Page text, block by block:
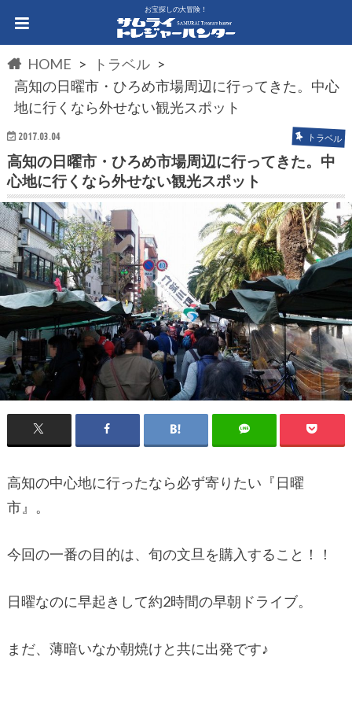
お宝探しの大冒険！
HOME
トラベル
高知の日曜市・ひろめ市場周辺に行ってきた。中心
地に行くなら外せない観光スポット
2017.03.04 トラベル
高知の日曜市・ひろめ市場周辺に行ってきた。中
心地に行くなら外せない観光スポット
高知の中心地に行ったなら必ず寄りたい『日曜
市』。
今回の一番の目的は、旬の文旦を購入すること！！
日曜なのに早起きして約2時間の早朝ドライブ。
まだ、薄暗いなか朝焼けと共に出発です♪